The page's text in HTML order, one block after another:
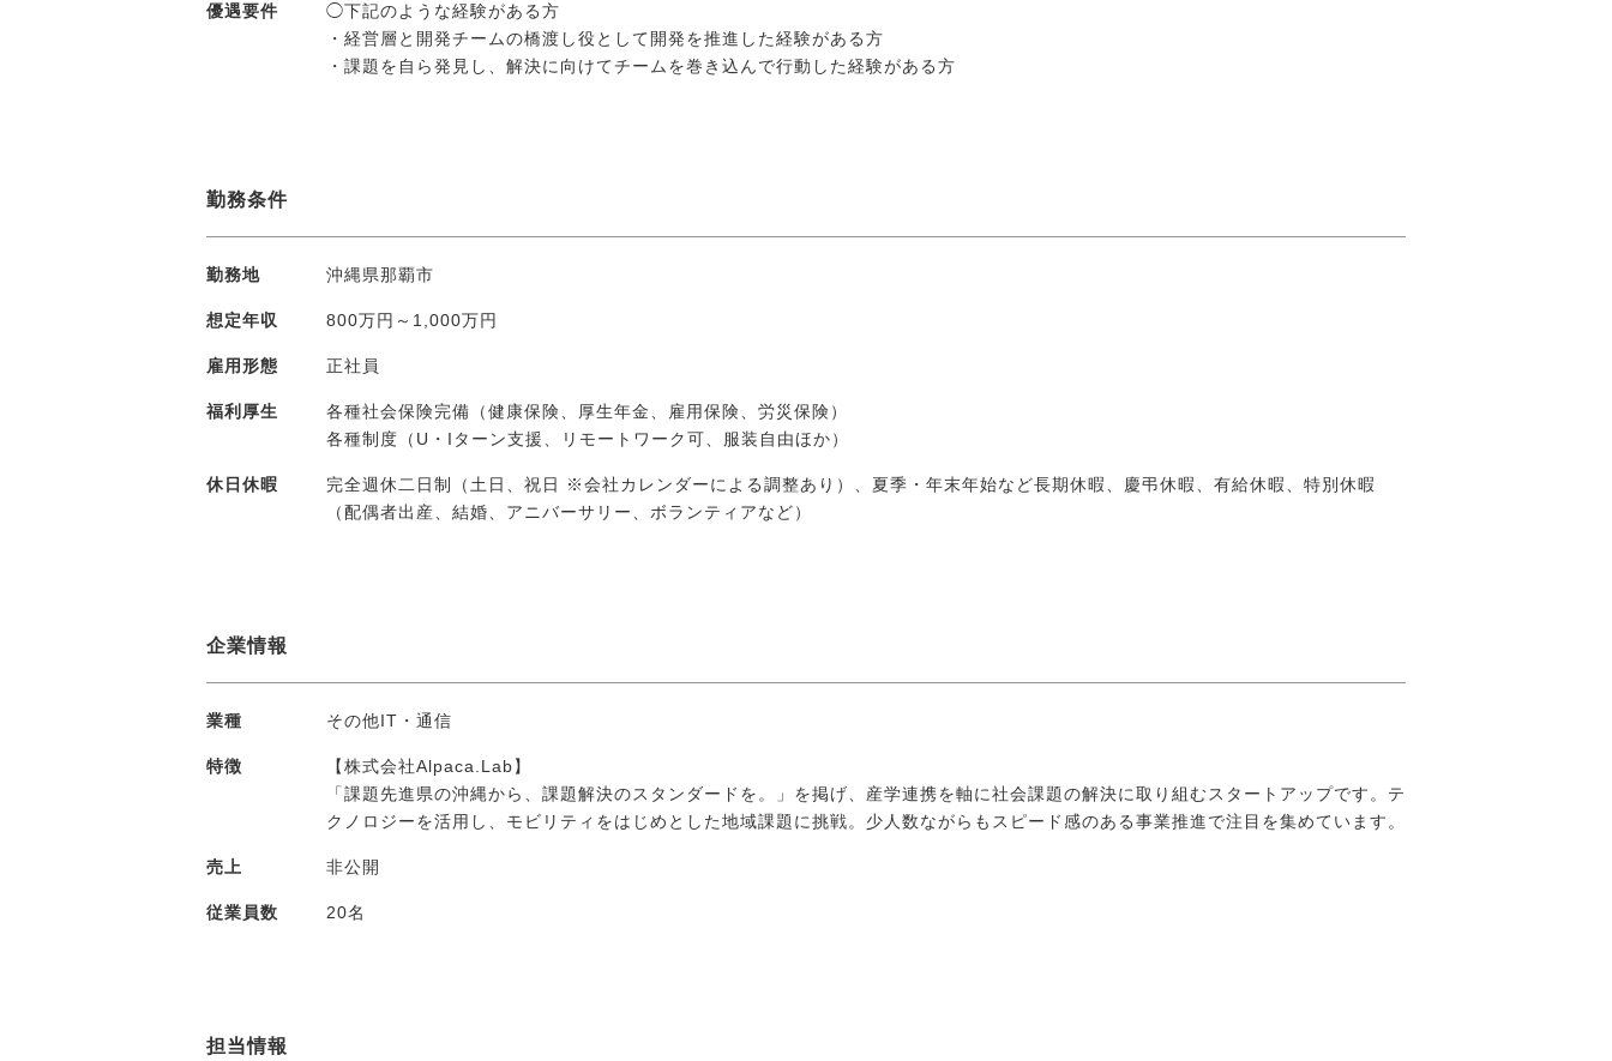
優遇要件
◯下記のような経験がある方
・経営層と開発チームの橋渡し役として開発を推進した経験がある方
・課題を自ら発見し、解決に向けてチームを巻き込んで行動した経験がある方
勤務条件
勤務地 沖縄県那覇市
想定年収 800万円～1,000万円
雇用形態 正社員
福利厚生
各種社会保険完備（健康保険、厚生年金、雇用保険、労災保険）
各種制度（U・Iターン支援、リモートワーク可、服装自由ほか）
休日休暇
完全週休二日制（土日、祝日 ※会社カレンダーによる調整あり）、夏季・年末年始など長期休暇、慶弔休暇、有給休暇、特別休暇
（配偶者出産、結婚、アニバーサリー、ボランティアなど）
企業情報
業種 その他IT・通信
特徴
【株式会社Alpaca.Lab】
「課題先進県の沖縄から、課題解決のスタンダードを。」を掲げ、産学連携を軸に社会課題の解決に取り組むスタートアップです。テ
クノロジーを活用し、モビリティをはじめとした地域課題に挑戦。少人数ながらもスピード感のある事業推進で注目を集めています。
売上 非公開
従業員数 20名
担当情報